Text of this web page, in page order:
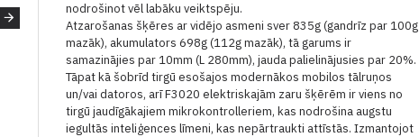
nodrošinot vēl labāku veiktspēju.
Atzarošanas šķēres ar vidējo asmeni sver 835g (gandrīz par 100g
mazāk), akumulators 698g (112g mazāk), tā garums ir
samazinājies par 10mm (L 280mm), jauda palielinājusies par 20%.
Tāpat kā šobrīd tirgū esošajos modernākos mobilos tālruņos
un/vai datoros, arī F3020 elektriskajām zaru šķērēm ir viens no
tirgū jaudīgākajiem mikrokontrolleriem, kas nodrošina augstu
iegultās inteliģences līmeni, kas nepārtraukti attīstās. Izmantojot